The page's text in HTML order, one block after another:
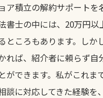
ア積立の解約サポートを
書士の中には、20万円以
ところもあります。しか
れば、紹介者に頼らず自
ができます。私がこれま
談に対応してきた経験を